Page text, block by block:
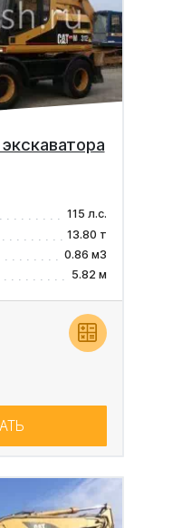
115 л.с.
13.80 т
0.86 м3
5.82 м